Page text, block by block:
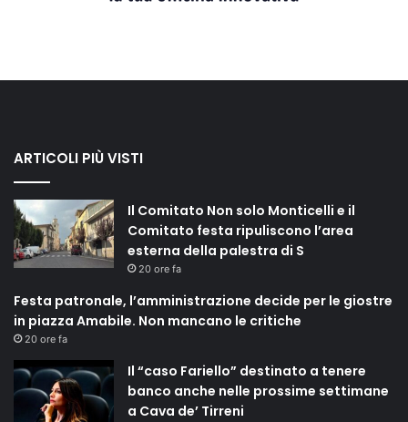
ARTICOLI PIÙ VISTI
Il Comitato Non solo Monticelli e il
Comitato festa ripuliscono l’area
esterna della palestra di S
20 ore fa
Festa patronale, l’amministrazione decide per le giostre
in piazza Amabile. Non mancano le critiche
20 ore fa
Il “caso Fariello” destinato a tenere
banco anche nelle prossime settimane
a Cava de’ Tirreni